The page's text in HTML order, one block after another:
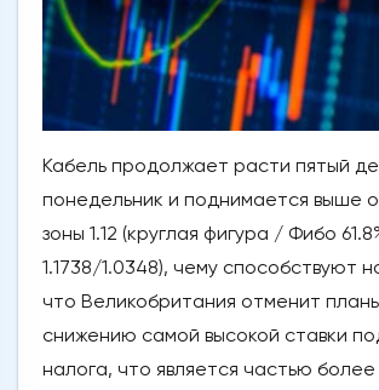
Кабель продолжает расти пятый
понедельник и поднимается выше
зоны 1.12 (круглая фигура / Фибо
1.1738/1.0348), чему способствуют
что Великобритания отменит
снижению самой высокой ставки
налога, что является частью